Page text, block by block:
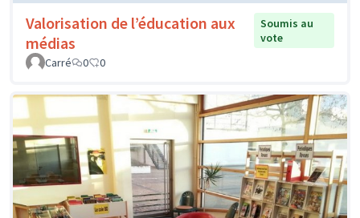
Valorisation de l’éducation aux
médias
Soumis au
vote
Carré
0 0